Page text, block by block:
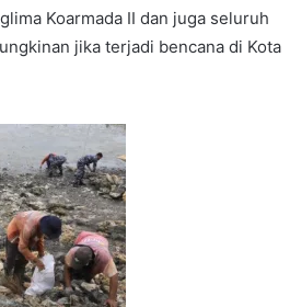
Koarmada II dan juga seluruh
jika terjadi bencana di Kota